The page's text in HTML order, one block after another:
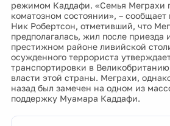
режимом Каддафи. «Семья Меграхи
коматозном состоянии», – сообщает
Ник Робертсон, отметивший, что
предполагалась, жил после приезда
престижном районе ливийской
осужденного террориста
транспортировки в
власти этой страны. Меграхи,
назад был замечен на одном из
поддержку Муамара Каддафи.